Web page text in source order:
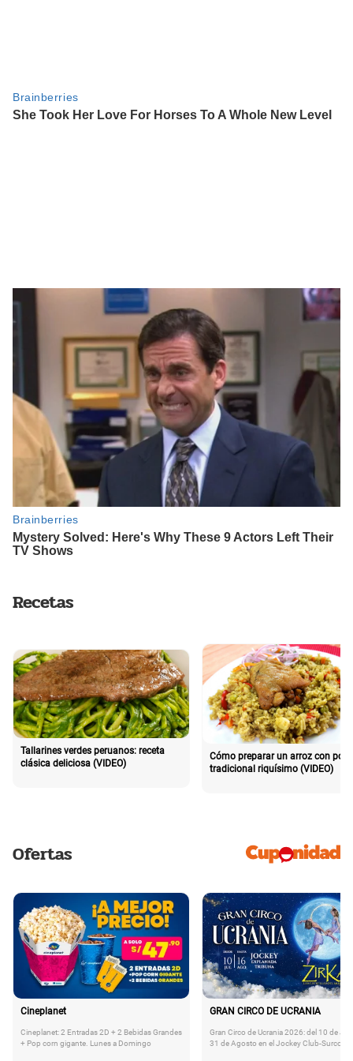
Recetas
Tallarines verdes peruanos: receta
clásica deliciosa (VIDEO)
Cómo preparar un arroz con pollo
tradicional riquísimo (VIDEO)
Ofertas
Cineplanet
Cineplanet: 2 Entradas 2D + 2 Bebidas Grandes
+ Pop corn gigante. Lunes a Domingo
GRAN CIRCO DE UCRANIA
Gran Circo de Ucrania 2026: del 10 de
31 de Agosto en el Jockey Club-Surco